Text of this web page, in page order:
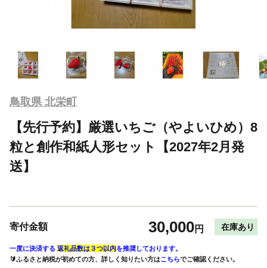
鳥取県 北栄町
【先行予約】厳選いちご（やよいひめ）8
粒と創作和紙人形セット【2027年2月発
送】
寄付金額 30,000円 在庫あり
一度に決済する 返礼品数は３つ以内を推奨しております。
🔰ふるさと納税が初めての方、詳しく知りたい方はこちらでご確認ください。